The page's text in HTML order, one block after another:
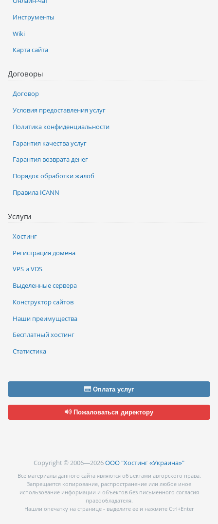
Услуги
Хостинг
Регистрация домена
VPS и VDS
Выделенные сервера
Конструктор сайтов
Наши преимущества
Бесплатный хостинг
Статистика
Инструменты
Wiki
Карта сайта
Договоры
Договор
Условия предоставления услуг
Политика конфиденциальности
Гарантия качества услуг
Гарантия возврата денег
Порядок обработки жалоб
Правила ICANN
Оплата услуг
Пожаловаться директору
Copyright © 2006—2026ООО "Хостинг «Украина»"
Все материалы данного сайта являются объектами авторского права.
Запрещается копирование, распространение или любое иное
использование информации и объектов без письменного согласия
правообладателя.
Нашли опечатку на странице - выделите ее и нажмите Ctrl+Enter